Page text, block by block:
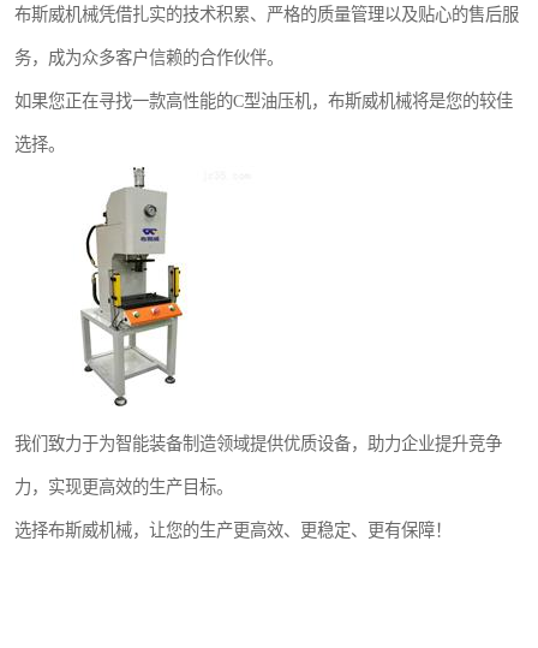
布斯威机械凭借扎实的技术积累、严格的质量管理以及贴心的售后服
务，成为众多客户信赖的合作伙伴。
如果您正在寻找一款高性能的C型油压机，布斯威机械将是您的较佳
选择。
我们致力于为智能装备制造领域提供优质设备，助力企业提升竞争
力，实现更高效的生产目标。
选择布斯威机械，让您的生产更高效、更稳定、更有保障！